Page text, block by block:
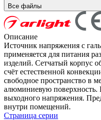
Все файлы
Описание
Источник напряжения с
применяется для питания
изделий. Сетчатый корпус
счёт естественной
свободное пространство в
алюминиевую
выходного напряжения.
внутри помещений.
Страница серии